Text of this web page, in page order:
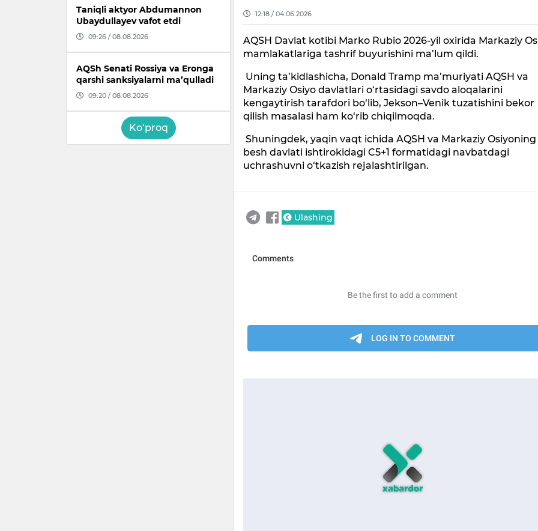
Taniqli aktyor Abdumannon
Ubaydullayev vafot etdi
09:26 / 08.08.2026
AQSh Senati Rossiya va Eronga
qarshi sanksiyalarni ma’qulladi
09:20 / 08.08.2026
Ko‘proq
12:18 / 04.06.2026
AQSH Davlat kotibi Marko Rubio 2026-yil oxirida Markaziy
mamlakatlariga tashrif buyurishini ma’lum qildi.
Uning ta’kidlashicha, Donald Tramp ma’muriyati AQSH va
Markaziy Osiyo davlatlari o‘rtasidagi savdo aloqalarini
kengaytirish tarafdori bo‘lib, Jekson–Venik tuzatishini bekor
qilish masalasi ham ko‘rib chiqilmoqda.
Shuningdek, yaqin vaqt ichida AQSH va Markaziy Osiyoning
besh davlati ishtirokidagi C5+1 formatidagi navbatdagi
uchrashuvni o‘tkazish rejalashtirilgan.
Ulashing